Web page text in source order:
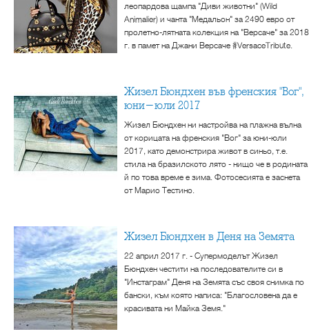
леопардова щампа "Диви животни" (Wild
Animalier) и чанта "Медальон" за 2490 евро от
пролетно-лятната колекция на "Версаче" за 2018
г. в памет на Джани Версаче #VersaceTribute.
Жизел Бюндхен във френския "Вог",
юни-юли 2017
Жизел Бюндхен ни настройва на плажна вълна
от корицата на френския "Вог" за юни-юли
2017, като демонстрира живот в синьо, т.е.
стила на бразилското лято - нищо че в родината
й по това време е зима. Фотосесията е заснета
от Марио Тестино.
Жизел Бюндхен в Деня на Земята
22 април 2017 г. - Супермоделът Жизел
Бюндхен честити на последователите си в
"Инстаграм" Деня на Земята със своя снимка по
бански, към която написа: "Благословена да е
красивата ни Майка Земя."